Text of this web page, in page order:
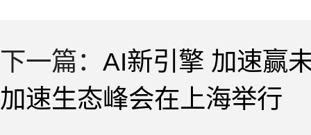
下一篇： AI新引擎 加速赢
加速生态峰会在上海举行